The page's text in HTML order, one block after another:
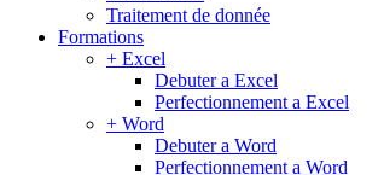
Traitement de donnée
Formations
+ Excel
Debuter a Excel
Perfectionnement a Excel
+ Word
Debuter a Word
Perfectionnement a Word